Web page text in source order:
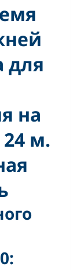
для
на
м.